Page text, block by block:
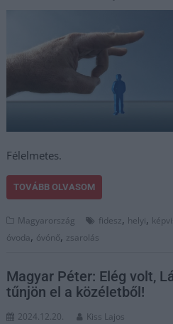
Félelmetes.
TOVÁBB OLVASOM
Magyarország fidesz, helyi,
óvoda, óvónő, zsarolás
Magyar Péter: Elég volt,
tűnjön el a közéletből!
2024.12.20. Kiss Lajos